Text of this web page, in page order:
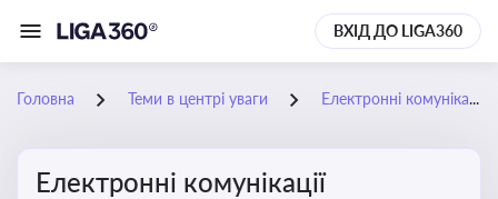
ВХІД ДО LIGA360
Головна Теми в центрі уваги Електронні комунікації
Електронні комунікації